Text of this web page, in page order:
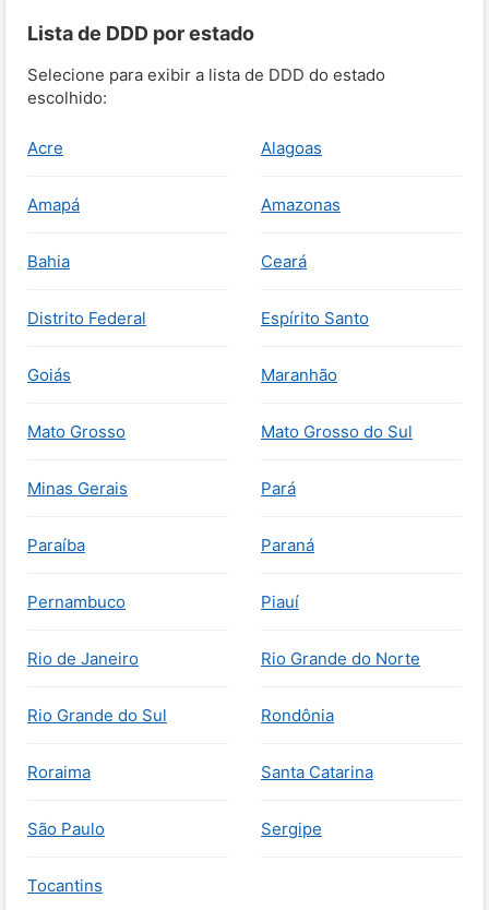
Lista de DDD por estado
Selecione para exibir a lista de DDD do estado
escolhido:
Acre Alagoas
Amapá Amazonas
Bahia Ceará
Distrito Federal Espírito Santo
Goiás Maranhão
Mato Grosso Mato Grosso do Sul
Minas Gerais Pará
Paraíba Paraná
Pernambuco Piauí
Rio de Janeiro Rio Grande do Norte
Rio Grande do Sul Rondônia
Roraima Santa Catarina
São Paulo Sergipe
Tocantins